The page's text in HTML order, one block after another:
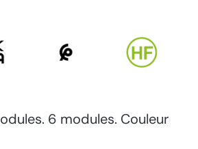
6 modules. Couleur